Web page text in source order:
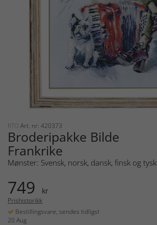
RTO Art. nr: 420373
Broderipakke Bilde
Frankrike
Mønster: Svensk, norsk, dansk, finsk og tysk.
749 kr
Prishistorikk
Bestillingsvare, sendes tidligst
20 Aug